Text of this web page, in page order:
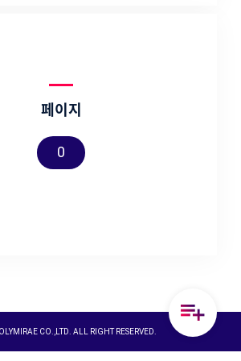
페이지
0
CO.,LTD. ALL RIGHT RESERVED.